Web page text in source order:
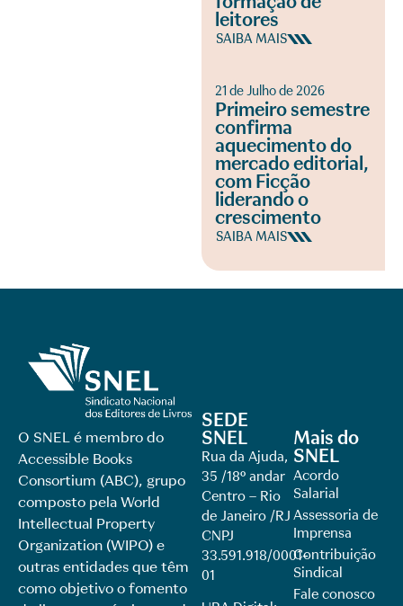
leitores
SAIBA MAIS
21 de Julho de 2026
Primeiro semestre
confirma
aquecimento do
mercado editorial,
com Ficção
liderando o
crescimento
SAIBA MAIS
O SNEL é membro do
Accessible Books
Consortium (ABC), grupo
composto pela World
Intellectual Property
Organization (WIPO) e
outras entidades que têm
como objetivo o fomento
SEDE
SNEL
Rua da Ajuda,
35 /18º andar
Centro – Rio
de Janeiro /RJ
CNPJ
33.591.918/0001-
01
Mais do
SNEL
Acordo
Salarial
Assessoria de
Imprensa
Contribuição
Sindical
Fale conosco